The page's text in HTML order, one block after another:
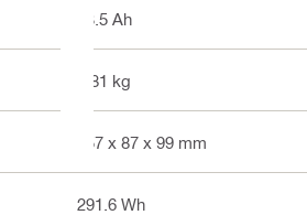
13.5 Ah
1.81 kg
157 x 87 x 99 mm
291.6 Wh